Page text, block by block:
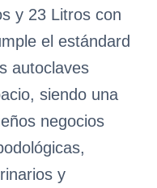
y 23 Litros con
el estándard
autoclaves
siendo una
negocios
y